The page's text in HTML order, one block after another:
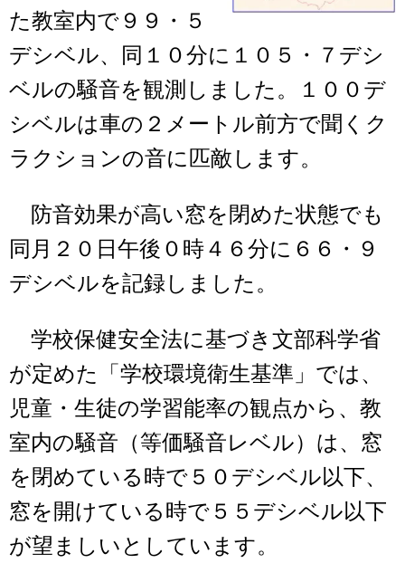
た教室内で９９・５
デシベル、同１０分に１０５・７デシ
ベルの騒音を観測しました。１００デ
シベルは車の２メートル前方で聞くク
ラクションの音に匹敵します。
防音効果が高い窓を閉めた状態でも
同月２０日午後０時４６分に６６・９
デシベルを記録しました。
学校保健安全法に基づき文部科学省
が定めた「学校環境衛生基準」では、
児童・生徒の学習能率の観点から、教
室内の騒音（等価騒音レベル）は、窓
を閉めている時で５０デシベル以下、
窓を開けている時で５５デシベル以下
が望ましいとしています。